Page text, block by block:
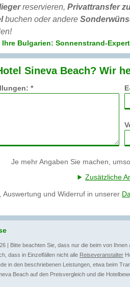
reservieren, Privattransfer
buchen oder andere
Bulgarien: Sonnenstrand-
Sineva Beach? Wir
*
Je mehr Angaben Sie machen,
Zusätzliche
Auswertung und Widerruf in unserer
| Bitte beachten Sie, dass nur die beim von Ihnen
dass in Einzelfällen nicht alle Reiseveranstalter
in den beschriebenen Leistungen, etwa beim
Beach auf den Preisvergleich und die